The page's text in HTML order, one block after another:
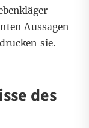
Aussagen
sie.
des